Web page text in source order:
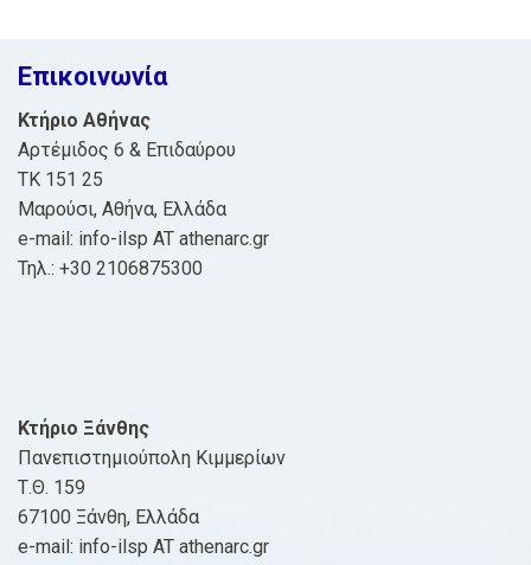
Επικοινωνία
Κτήριο Αθήνας
Αρτέμιδος 6 & Επιδαύρου
ΤΚ 151 25
Μαρούσι, Αθήνα, Ελλάδα
e-mail: info-ilsp AT athenarc.gr
Τηλ.: +30 2106875300
Κτήριο Ξάνθης
Πανεπιστημιούπολη Κιμμερίων
Τ.Θ. 159
67100 Ξάνθη, Ελλάδα
e-mail: info-ilsp AT athenarc.gr